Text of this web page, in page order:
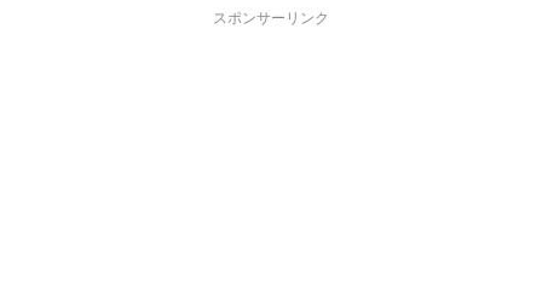
スポンサーリンク